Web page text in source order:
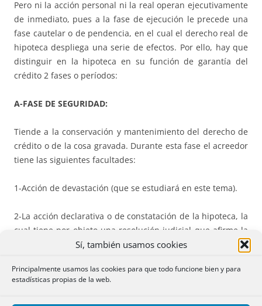
Sí, también usamos cookies
Principalmente usamos las cookies para que todo funcione bien y para
estadísticas propias de la web.
Pero ni la acción personal ni la real operan ejecutivamente
de inmediato, pues a la fase de ejecución le precede una
fase cautelar o de pendencia, en el cual el derecho real de
hipoteca despliega una serie de efectos. Por ello, hay que
distinguir en la hipoteca en su función de garantía del
crédito 2 fases o períodos:
A-FASE DE SEGURIDAD:
Tiende a la conservación y mantenimiento del derecho de
crédito o de la cosa gravada. Durante esta fase el acreedor
tiene las siguientes facultades:
1-Acción de devastación (que se estudiará en este tema).
2-La acción declarativa o de constatación de la hipoteca, la
cual tiene por objeto una resolución judicial que afirme la
existencia de la hipoteca y de su rango contra quien la
3-La facultad de exigir ampliación de hipoteca. La LH la